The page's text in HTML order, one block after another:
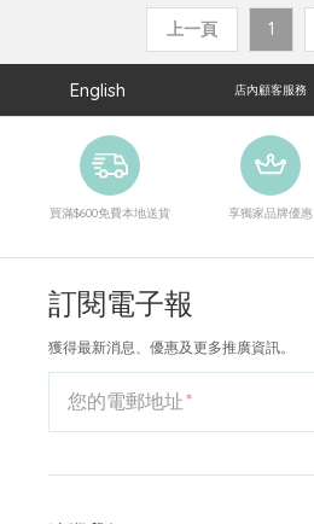
上一頁 1
English 店內顧客服務
買滿$600免費本地送貨 享獨家品牌優惠
訂閱電子報
獲得最新消息、優惠及更多推廣資訊。
您的電郵地址